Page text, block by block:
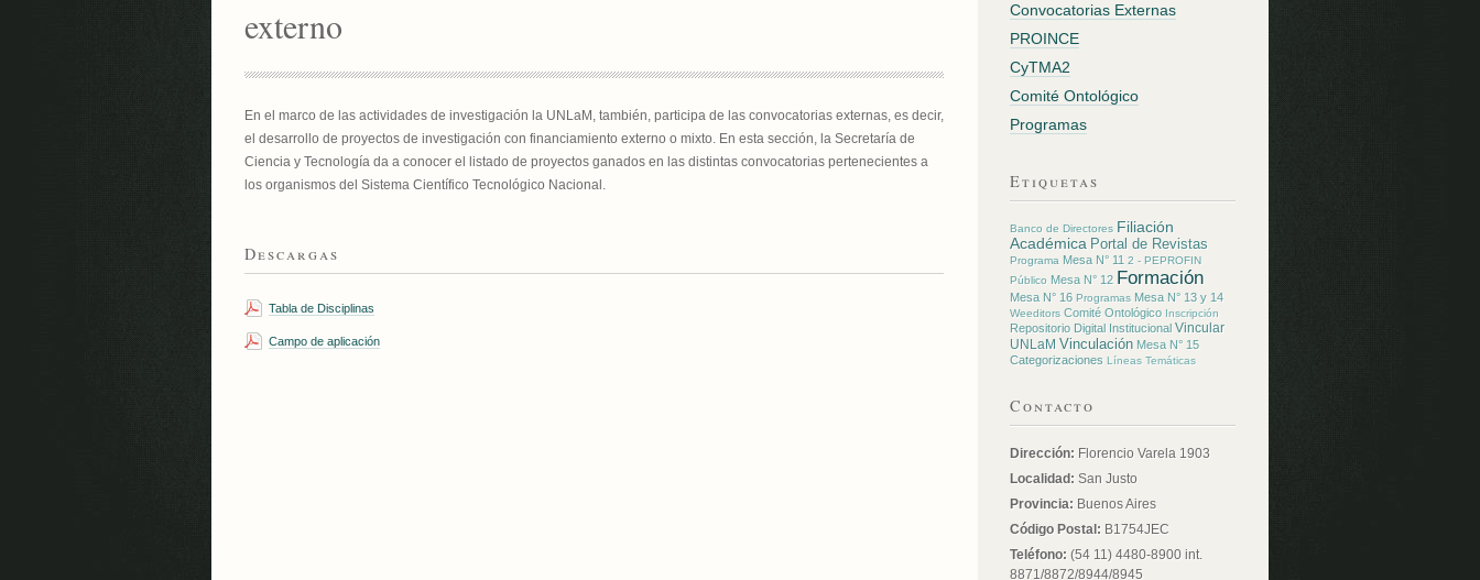
externo
En el marco de las actividades de investigación la UNLaM, también, participa de las convocatorias externas, es decir,
el desarrollo de proyectos de investigación con financiamiento externo o mixto. En esta sección, la Secretaría de
Ciencia y Tecnología da a conocer el listado de proyectos ganados en las distintas convocatorias pertenecientes a
los organismos del Sistema Científico Tecnológico Nacional.
Descargas
Tabla de Disciplinas
Campo de aplicación
Convocatorias Externas
PROINCE
CyTMA2
Comité Ontológico
Programas
Etiquetas
Banco de Directores Filiación
Académica Portal de Revistas
Programa Mesa N° 11 2 - PEPROFIN
Público Mesa N° 12 Formación
Mesa N° 16 Programas Mesa N° 13 y 14
Weeditors Comité Ontológico Inscripción
Repositorio Digital Institucional Vincular
UNLaM Vinculación Mesa N° 15
Categorizaciones Líneas Temáticas
Contacto
Dirección: Florencio Varela 1903
Localidad: San Justo
Provincia: Buenos Aires
Código Postal: B1754JEC
Teléfono: (54 11) 4480-8900 int.
8871/8872/8944/8945